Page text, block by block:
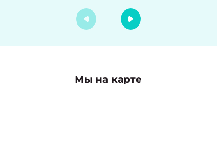
Мы на карте